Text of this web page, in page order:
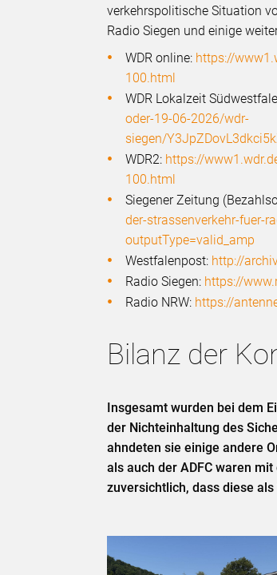
verkehrspolitische Situation
Radio Siegen und einige
WDR online: https://
100.html
WDR Lokalzeit
oder-19-06-2026/wdr-
siegen/
WDR2: https://
100.html
Siegener Zeitung
der-strassenverkehr-fuer-
outputType=valid_amp
Westfalenpost: http://
Radio Siegen: https://
Radio NRW: https://
Bilanz der
Insgesamt wurden bei dem
der Nichteinhaltung des
ahndeten sie einige andere
als auch der ADFC waren
zuversichtlich, dass diese